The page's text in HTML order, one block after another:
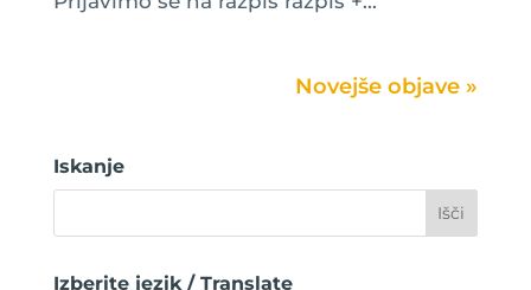
Iskanje
Izberite jezik / Translate